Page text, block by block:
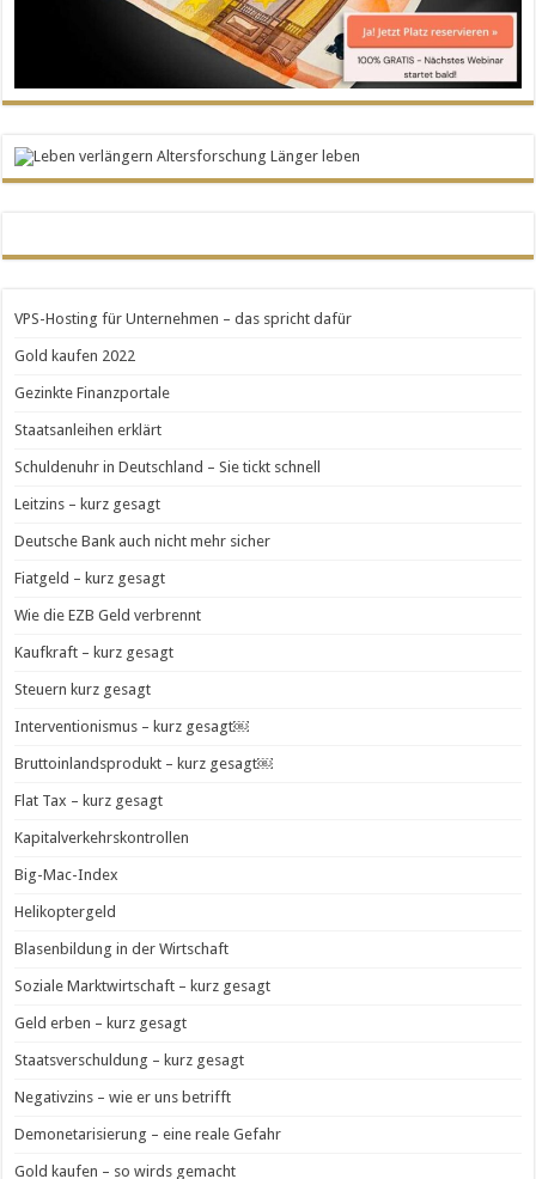
VPS-Hosting für Unternehmen – das spricht dafür
Gold kaufen 2022
Gezinkte Finanzportale
Staatsanleihen erklärt
Schuldenuhr in Deutschland – Sie tickt schnell
Leitzins – kurz gesagt
Deutsche Bank auch nicht mehr sicher
Fiatgeld – kurz gesagt
Wie die EZB Geld verbrennt
Kaufkraft – kurz gesagt
Steuern kurz gesagt
Interventionismus – kurz gesagt￼
Bruttoinlandsprodukt – kurz gesagt￼
Flat Tax – kurz gesagt
Kapitalverkehrskontrollen
Big-Mac-Index
Helikoptergeld
Blasenbildung in der Wirtschaft
Soziale Marktwirtschaft – kurz gesagt
Geld erben – kurz gesagt
Staatsverschuldung – kurz gesagt
Negativzins – wie er uns betrifft
Demonetarisierung – eine reale Gefahr
Gold kaufen – so wirds gemacht